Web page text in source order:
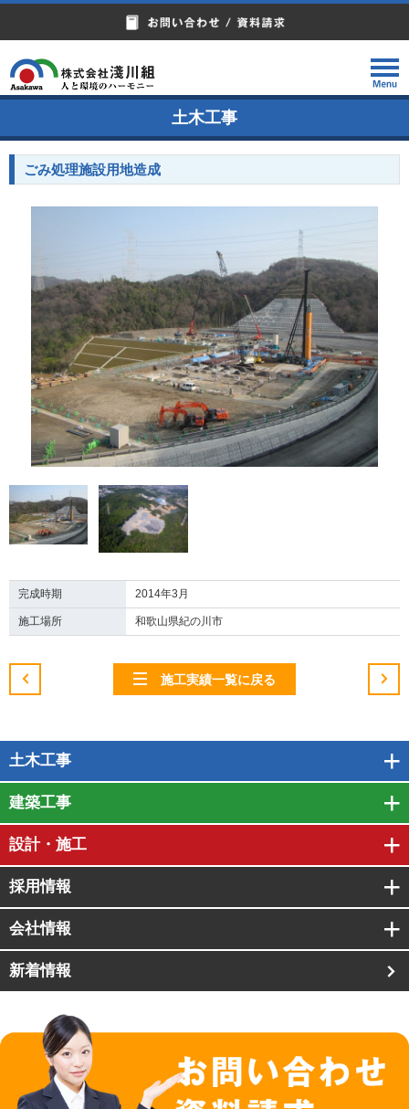
土木工事
ごみ処理施設用地造成
完成時期 2014年3月
施工場所 和歌山県紀の川市
施工実績一覧に戻る
土木工事
建築工事
設計・施工
採用情報
会社情報
新着情報